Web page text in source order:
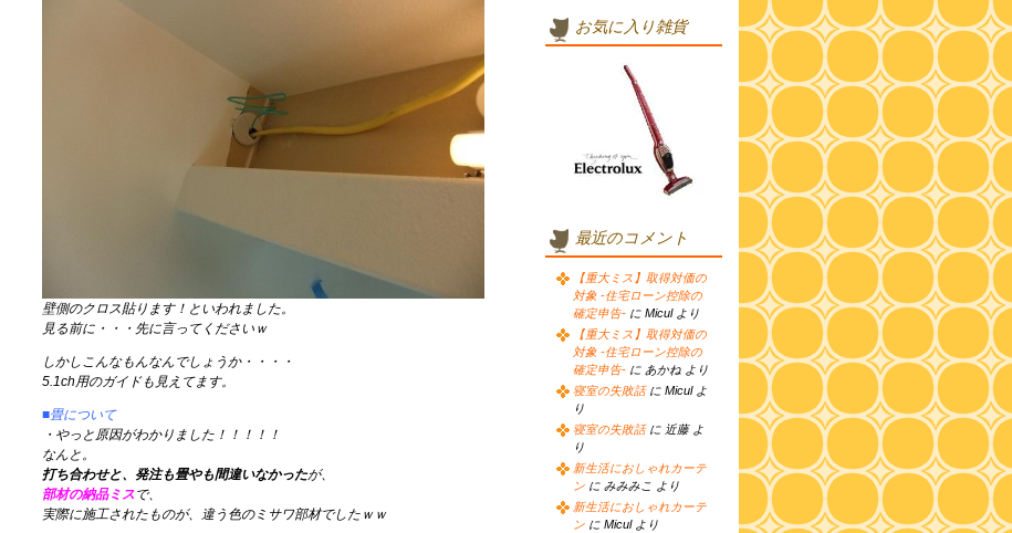
壁側のクロス貼ります！といわれました。
見る前に・・・先に言ってくださいｗ
しかしこんなもんなんでしょうか・・・・
5.1ch用のガイドも見えてます。
■畳について
・やっと原因がわかりました！！！！！
なんと。
打ち合わせと、発注も畳やも間違いなかったが、
部材の納品ミスで、
実際に施工されたものが、違う色のミサワ部材でしたｗｗ
お気に入り雑貨
最近のコメント
【重大ミス】取得対価の
対象 -住宅ローン控除の
確定申告- に Micul より
【重大ミス】取得対価の
対象 -住宅ローン控除の
確定申告- に あかね より
寝室の失敗話に Micul よ
り
寝室の失敗話に 近藤 よ
り
新生活におしゃれカーテ
ン に みみみこ より
新生活におしゃれカーテ
ン に Micul より